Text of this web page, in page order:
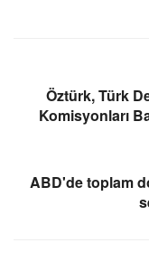
Öztürk, Türk
Komisyonları
ABD'de toplam